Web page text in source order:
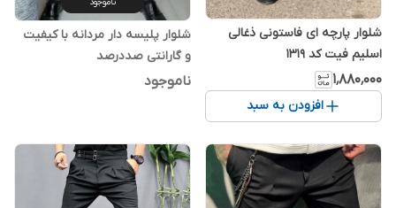
شلوار پارچه ای فاستونی ذغالی
اسلیم فیت کد ۱۳۱۹
۱٬۸۸۰٬۰۰۰
افزودن به سبد
شلوار پلیسه دار مردانه با کیفیت
و گارانتی صددرصد
ناموجود